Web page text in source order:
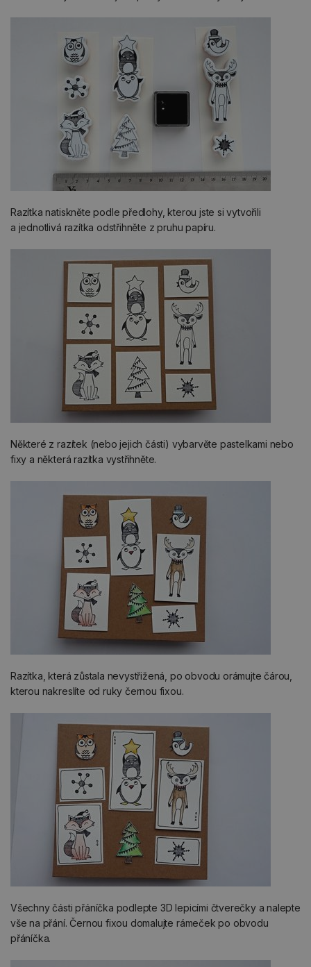
Razítka natiskněte podle předlohy, kterou jste si vytvořili
a jednotlivá razítka odstřihněte z pruhu papíru.
Některé z razítek (nebo jejich části) vybarvěte pastelkami nebo
fixy a některá razítka vystřihněte.
Razítka, která zůstala nevystřižená, po obvodu orámujte čárou,
kterou nakreslíte od ruky černou fixou.
Všechny části přáníčka podlepte 3D lepicími čtverečky a nalepte
vše na přání. Černou fixou domalujte rámeček po obvodu
přáníčka.